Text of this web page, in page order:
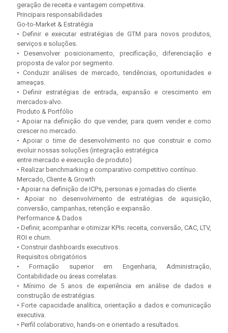
geração de receita e vantagem competitiva.
Principais responsabilidades
Go-to-Market & Estratégia
• Definir e executar estratégias de GTM para novos produtos,
serviços e soluções.
• Desenvolver posicionamento, precificação, diferenciação e
proposta de valor por segmento.
• Conduzir análises de mercado, tendências, oportunidades e
ameaças.
• Definir estratégias de entrada, expansão e crescimento em
mercados-alvo.
Produto & Portfólio
• Apoiar na definição do que vender, para quem vender e como
crescer no mercado.
• Apoiar o time de desenvolvimento no que construir e como
evoluir nossas soluções (integração estratégica
entre mercado e execução de produto)
• Realizar benchmarking e comparativo competitivo contínuo.
Mercado, Cliente & Growth
• Apoiar na definição de ICPs, personas e jornadas do cliente.
• Apoiar no desenvolvimento de estratégias de aquisição,
conversão, campanhas, retenção e expansão.
Performance & Dados
• Definir, acompanhar e otimizar KPIs: receita, conversão, CAC, LTV,
ROI e churn.
• Construir dashboards executivos.
Requisitos obrigatórios
• Formação superior em Engenharia, Administração,
Contabilidade ou áreas correlatas.
• Mínimo de 5 anos de experiência em análise de dados e
construção de estratégias.
• Forte capacidade analítica, orientação a dados e comunicação
executiva.
• Perfil colaborativo, hands-on e orientado a resultados.